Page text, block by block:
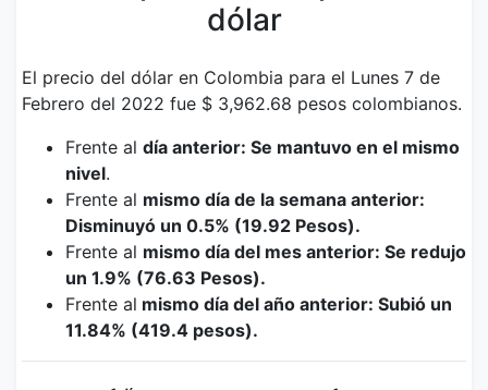
dólar
El precio del dólar en Colombia para el Lunes 7 de
Febrero del 2022 fue $ 3,962.68 pesos colombianos.
Frente al día anterior: Se mantuvo en el mismo
nivel.
Frente al mismo día de la semana anterior:
Disminuyó un 0.5% (19.92 Pesos).
Frente al mismo día del mes anterior: Se redujo
un 1.9% (76.63 Pesos).
Frente al mismo día del año anterior: Subió un
11.84% (419.4 pesos).